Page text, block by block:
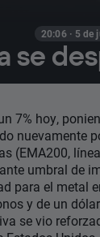
20:06 · 5 de
se
7% hoy,
nuevamente
(EMA200,
umbral de
para el metal
y de un
se vio